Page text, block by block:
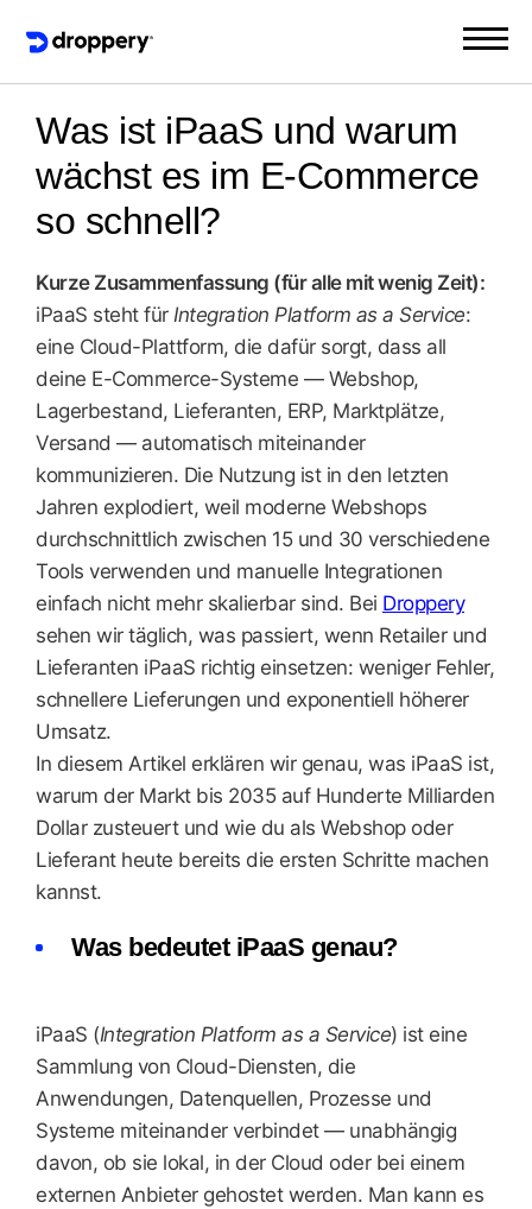
Was ist iPaaS und warum
wächst es im E-Commerce
so schnell?
Kurze Zusammenfassung (für alle mit wenig Zeit):
iPaaS steht für Integration Platform as a Service:
eine Cloud-Plattform, die dafür sorgt, dass all
deine E-Commerce-Systeme — Webshop,
Lagerbestand, Lieferanten, ERP, Marktplätze,
Versand — automatisch miteinander
kommunizieren. Die Nutzung ist in den letzten
Jahren explodiert, weil moderne Webshops
durchschnittlich zwischen 15 und 30 verschiedene
Tools verwenden und manuelle Integrationen
einfach nicht mehr skalierbar sind. Bei Droppery
sehen wir täglich, was passiert, wenn Retailer und
Lieferanten iPaaS richtig einsetzen: weniger Fehler,
schnellere Lieferungen und exponentiell höherer
Umsatz.
In diesem Artikel erklären wir genau, was iPaaS ist,
warum der Markt bis 2035 auf Hunderte Milliarden
Dollar zusteuert und wie du als Webshop oder
Lieferant heute bereits die ersten Schritte machen
kannst.
Was bedeutet iPaaS genau?
iPaaS (Integration Platform as a Service) ist eine
Sammlung von Cloud-Diensten, die
Anwendungen, Datenquellen, Prozesse und
Systeme miteinander verbindet — unabhängig
davon, ob sie lokal, in der Cloud oder bei einem
externen Anbieter gehostet werden. Man kann es